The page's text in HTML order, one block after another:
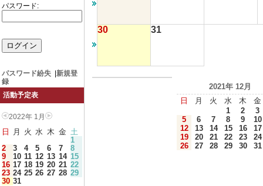
パスワード:
パスワード紛失
新規登
録
活動予定表
2022年 1月
日 月 火 水 木 金 土
1
2
3 4 5 6 7
8
9
10 11 12 13 14 15
16 17 18 19 20 21 22
23 24 25 26 27 28 29
30 31
30 31
2021年 12月
日
月 火 水 木
金
1
2
3
5
6 7 8 9
10
12
13 14 15 16
17
19
20 21 22 23
24
26
27 28 29 30 31